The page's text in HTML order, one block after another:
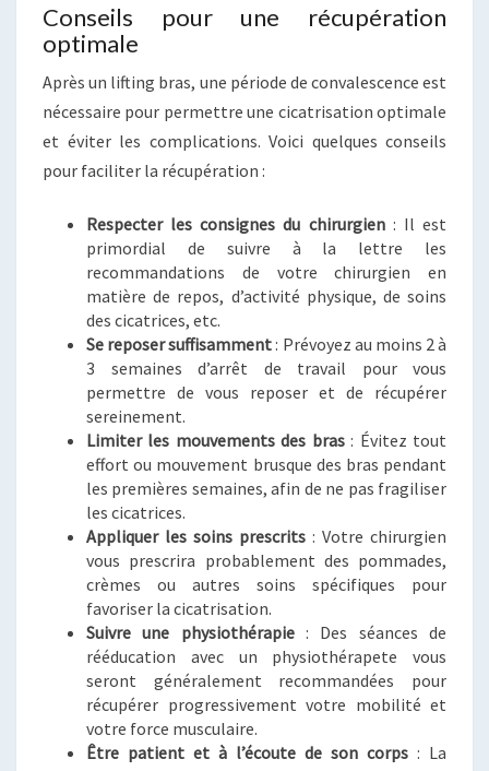
Conseils pour une récupération
optimale
Après un lifting bras, une période de convalescence est
nécessaire pour permettre une cicatrisation optimale
et éviter les complications. Voici quelques conseils
pour faciliter la récupération :
Respecter les consignes du chirurgien: Il est
primordial de suivre à la lettre les
recommandations de votre chirurgien en
matière de repos, d’activité physique, de soins
des cicatrices, etc.
Se reposer suffisamment: Prévoyez au moins 2 à
3 semaines d’arrêt de travail pour vous
permettre de vous reposer et de récupérer
sereinement.
Limiter les mouvements des bras: Évitez tout
effort ou mouvement brusque des bras pendant
les premières semaines, afin de ne pas fragiliser
les cicatrices.
Appliquer les soins prescrits : Votre chirurgien
vous prescrira probablement des pommades,
crèmes ou autres soins spécifiques pour
favoriser la cicatrisation.
Suivre une physiothérapie: Des séances de
rééducation avec un physiothérapete vous
seront généralement recommandées pour
récupérer progressivement votre mobilité et
votre force musculaire.
Être patient et à l’écoute de son corps : La